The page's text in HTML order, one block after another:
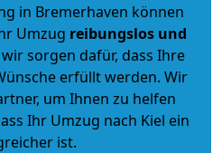
in Bremerhaven können
Umzug reibungslos und
sorgen dafür, dass Ihre
erfüllt werden. Wir
um Ihnen zu helfen
Ihr Umzug nach Kiel ein
ist.